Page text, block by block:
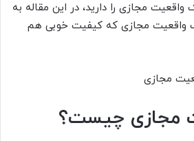
مجازی را دارید، در این مقاله به
و بررسی 3 عینک واقعیت مجازی که کیفیت خوبی هم
مجازی چیست؟